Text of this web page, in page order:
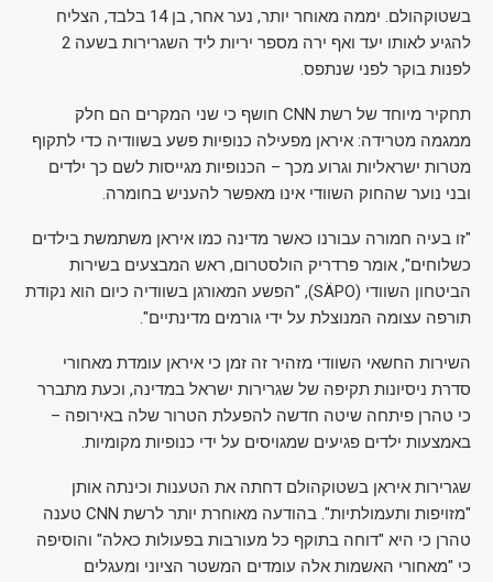
בשטוקהולם. יממה מאוחר יותר, נער אחר, בן 14 בלבד, הצליח
להגיע לאותו יעד ואף ירה מספר יריות ליד השגרירות בשעה 2
לפנות בוקר לפני שנתפס.
תחקיר מיוחד של רשת CNN חושף כי שני המקרים הם חלק
ממגמה מטרידה: איראן מפעילה כנופיות פשע בשוודיה כדי לתקוף
מטרות ישראליות וגרוע מכך – הכנופיות מגייסות לשם כך ילדים
ובני נוער שהחוק השוודי אינו מאפשר להעניש בחומרה.
"זו בעיה חמורה עבורנו כאשר מדינה כמו איראן משתמשת בילדים
כשלוחים", אומר פרדריק הולסטרום, ראש המבצעים בשירות
הביטחון השוודי (SÄPO), "הפשע המאורגן בשוודיה כיום הוא נקודת
תורפה עצומה המנוצלת על ידי גורמים מדינתיים".
השירות החשאי השוודי מזהיר זה זמן כי איראן עומדת מאחורי
סדרת ניסיונות תקיפה של שגרירות ישראל במדינה, וכעת מתברר
כי טהרן פיתחה שיטה חדשה להפעלת הטרור שלה באירופה –
באמצעות ילדים פגיעים שמגויסים על ידי כנופיות מקומיות.
שגרירות איראן בשטוקהולם דחתה את הטענות וכינתה אותן
"מזויפות ותעמולתיות". בהודעה מאוחרת יותר לרשת CNN טענה
טהרן כי היא "דוחה בתוקף כל מעורבות בפעולות כאלה" והוסיפה
כי "מאחורי האשמות אלה עומדים המשטר הציוני ומעגלים